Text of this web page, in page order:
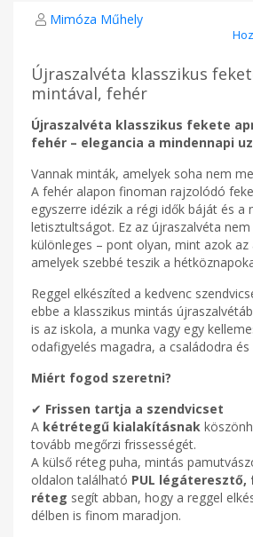
Mimóza Műhely
Újraszalvéta klasszikus
mintával, fehér
Újraszalvéta klasszikus fekete
fehér – elegancia a mindennapi
Vannak minták, amelyek soha nem
A fehér alapon finoman rajzolódó
egyszerre idézik a régi idők báját és a
letisztultságot. Ez az újraszalvéta
különleges – pont olyan, mint azok az
amelyek szebbé teszik a
Reggel elkészíted a kedvenc
ebbe a klasszikus mintás
is az iskola, a munka vagy egy
odafigyelés magadra, a családodra
Miért fogod szeretni?
✔ Frissen tartja a szendvicset
A kétrétegű kialakításnak
tovább megőrzi frissességét.
A külső réteg puha, mintás
oldalon található PUL
réteg segít abban, hogy a reggel
délben is finom maradjon.